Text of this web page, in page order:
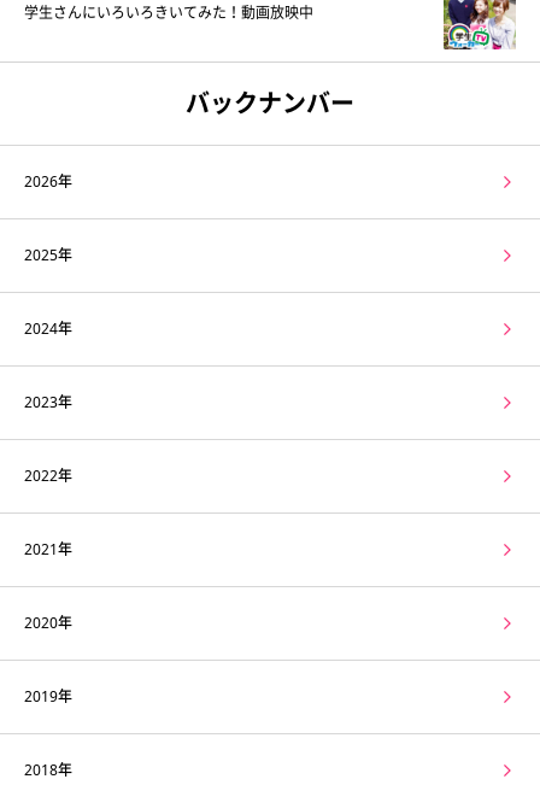
学生さんにいろいろきいてみた！動画放映中
バックナンバー
2026年
2025年
2024年
2023年
2022年
2021年
2020年
2019年
2018年